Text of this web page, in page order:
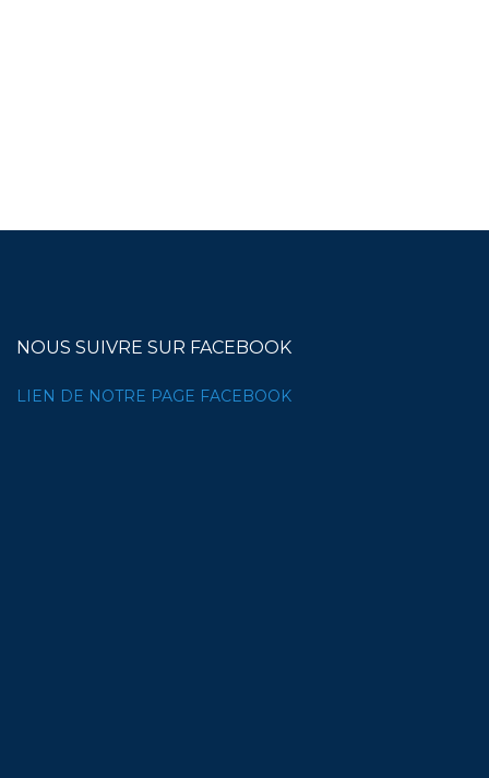
NOUS SUIVRE SUR FACEBOOK
LIEN DE NOTRE PAGE FACEBOOK